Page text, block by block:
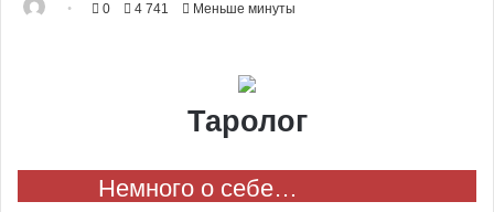
0 4 741 Меньше минуты
Таролог
Немного о себе…